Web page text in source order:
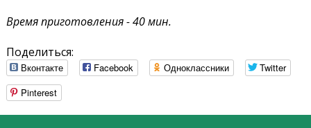
Время приготовления - 40 мин.
Поделиться:
Вконтакте Facebook Одноклассники
Twitter
Pinterest